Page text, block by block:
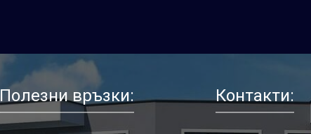
Полезни връзки: Контакти: